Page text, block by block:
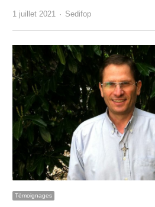
1 juillet 2021 Author
Sedifop
Témoignages